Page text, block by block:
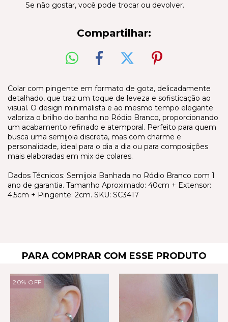
Se não gostar, você pode trocar ou devolver.
Compartilhar:
Colar com pingente em formato de gota, delicadamente
detalhado, que traz um toque de leveza e sofisticação ao
visual. O design minimalista e ao mesmo tempo elegante
valoriza o brilho do banho no Ródio Branco, proporcionando
um acabamento refinado e atemporal. Perfeito para quem
busca uma semijoia discreta, mas com charme e
personalidade, ideal para o dia a dia ou para composições
mais elaboradas em mix de colares.
Dados Técnicos: Semijoia Banhada no Ródio Branco com 1
ano de garantia. Tamanho Aproximado: 40cm + Extensor:
4,5cm + Pingente: 2cm. SKU: SC3417
PARA COMPRAR COM ESSE PRODUTO
20% OFF